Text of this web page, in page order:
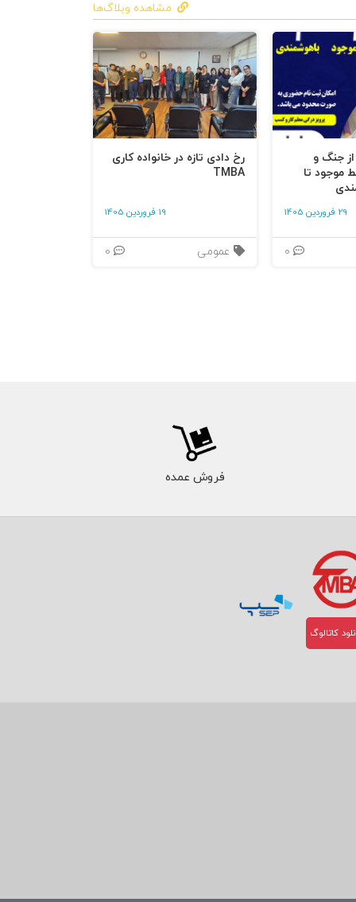
کنند.
مشاهده وبلاگ‌ها
از جنگ و
موجود تا
29 فروردین 1405
رخ دادی تازه در خانواده کاری
TMBA
19 فروردین 1405
عمومی
فروش عمده
کاتالوگ